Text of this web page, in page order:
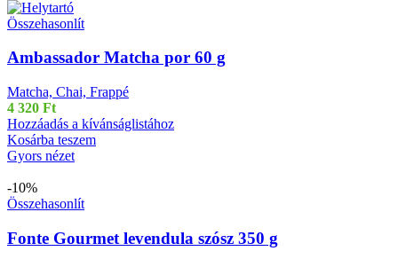
Összehasonlít
Ambassador Matcha por 60 g
Matcha, Chai, Frappé
4 320 Ft
Hozzáadás a kívánságlistához
Kosárba teszem
Gyors nézet
-10%
Összehasonlít
Fonte Gourmet levendula szósz 350 g